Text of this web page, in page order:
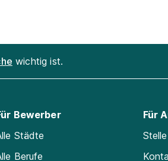
wichtig ist.
Bewerber
Städte
Berufe
Für